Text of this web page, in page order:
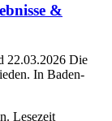
&
22.03.2026 Die
In Baden-
Lesezeit